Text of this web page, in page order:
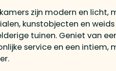
zijn modern en licht,
kunstobjecten en
tuinen. Geniet van
service en een intiem,